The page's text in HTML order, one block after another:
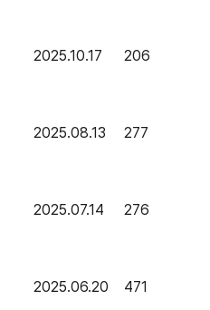
2025.10.17 206
2025.08.13 277
2025.07.14 276
2025.06.20 471